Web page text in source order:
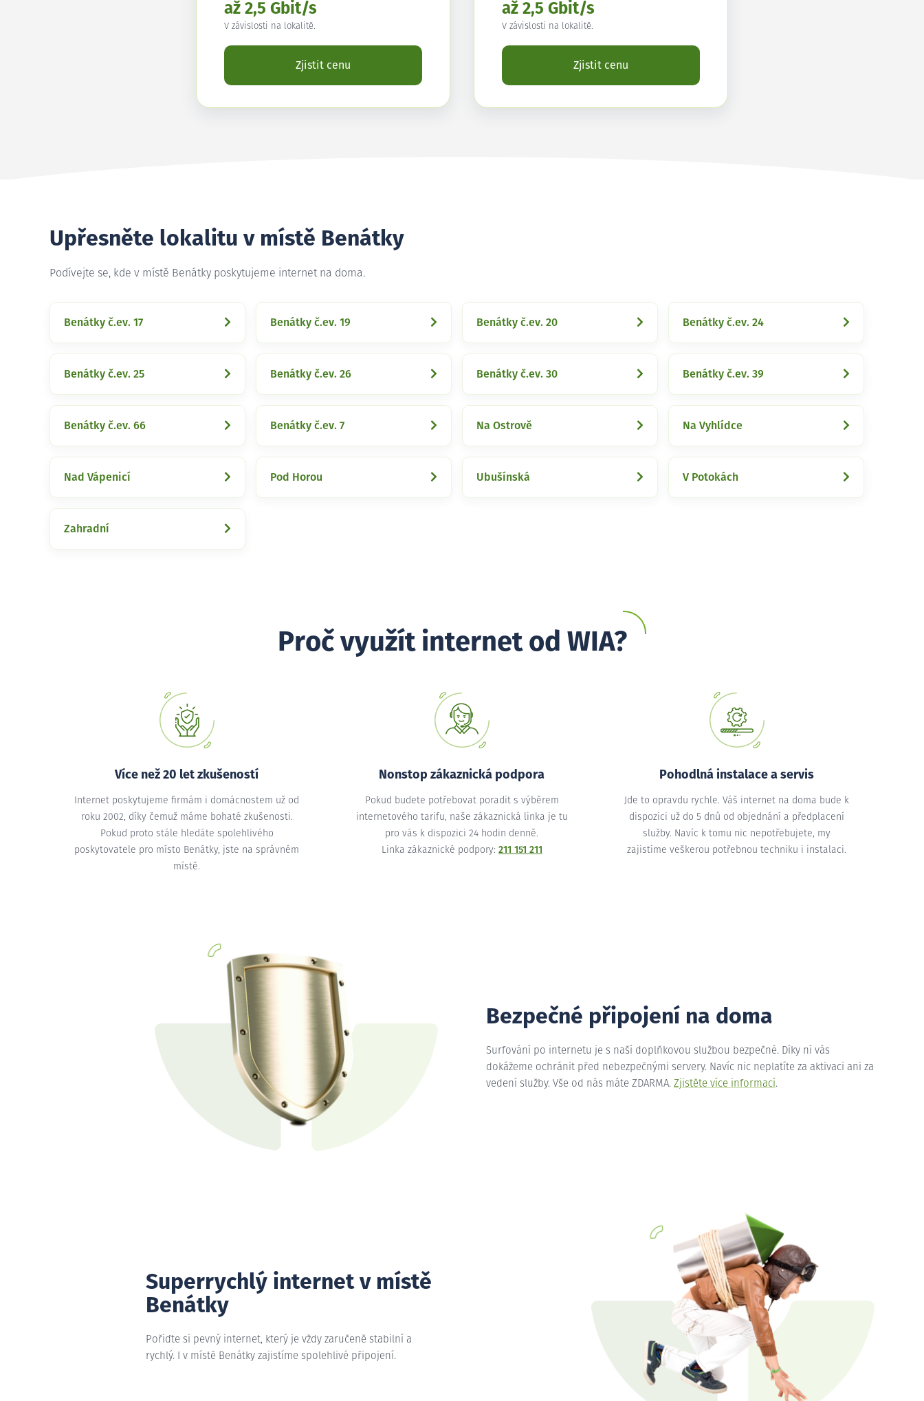
až 2,5 Gbit/s
V závislosti na lokalitě.
Zjistit cenu
až 2,5 Gbit/s
V závislosti na lokalitě.
Zjistit cenu
Upřesněte lokalitu v místě Benátky
Podívejte se, kde v místě Benátky poskytujeme internet na doma.
Benátky č.ev. 17 Benátky č.ev. 19 Benátky č.ev. 20 Benátky č.ev. 24
Benátky č.ev. 25 Benátky č.ev. 26 Benátky č.ev. 30 Benátky č.ev. 39
Benátky č.ev. 66 Benátky č.ev. 7 Na Ostrově Na Vyhlídce
Nad Vápenicí Pod Horou Ubušínská V Potokách
Zahradní
Proč využít internet od WIA?
Více než 20 let zkušeností
Internet poskytujeme firmám i domácnostem už od
roku 2002, díky čemuž máme bohaté zkušenosti.
Pokud proto stále hledáte spolehlivého
poskytovatele pro místo Benátky, jste na správném
místě.
Nonstop zákaznická podpora
Pokud budete potřebovat poradit s výběrem
internetového tarifu, naše zákaznická linka je tu
pro vás k dispozici 24 hodin denně.
Linka zákaznické podpory: 211 151 211
Pohodlná instalace a servis
Jde to opravdu rychle. Váš internet na doma bude k
dispozici už do 5 dnů od objednání a předplacení
služby. Navíc k tomu nic nepotřebujete, my
zajistíme veškerou potřebnou techniku i instalaci.
Bezpečné připojení na doma
Surfování po internetu je s naší doplňkovou službou bezpečné. Díky ní vás
dokážeme ochránit před nebezpečnými servery. Navíc nic neplatíte za aktivaci ani za
vedení služby. Vše od nás máte ZDARMA. Zjistěte více informací.
Superrychlý internet v místě
Benátky
Pořiďte si pevný internet, který je vždy zaručeně stabilní a
rychlý. I v místě Benátky zajistíme spolehlivé připojení.